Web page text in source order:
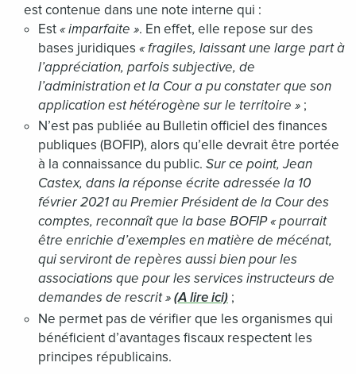
est contenue dans une note interne qui :
Est« imparfaite ». En effet, elle repose sur des
bases juridiques « fragiles, laissant une large part à
l’appréciation, parfois subjective, de
l’administration et la Cour a pu constater que son
application est hétérogène sur le territoire » ;
N’est pas publiée au Bulletin officiel des finances
publiques (BOFIP), alors qu’elle devrait être portée
à la connaissance du public. Sur ce point, Jean
Castex, dans la réponse écrite adressée la 10
février 2021 au Premier Président de la Cour des
comptes, reconnaît que la base BOFIP « pourrait
être enrichie d’exemples en matière de mécénat,
qui serviront de repères aussi bien pour les
associations que pour les services instructeurs de
demandes de rescrit »(A lire ici) ;
Ne permet pas de vérifier que les organismes qui
bénéficient d’avantages fiscaux respectent les
principes républicains.